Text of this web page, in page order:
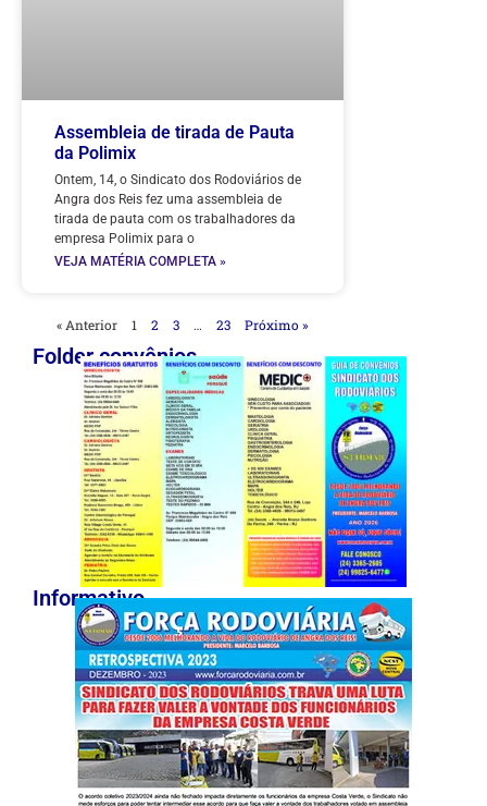
Assembleia de tirada de Pauta
da Polimix
Ontem, 14, o Sindicato dos Rodoviários de
Angra dos Reis fez uma assembleia de
tirada de pauta com os trabalhadores da
empresa Polimix para o
VEJA MATÉRIA COMPLETA »
« Anterior 1 2 3 … 23 Próximo »
Folder convênios
Informativo